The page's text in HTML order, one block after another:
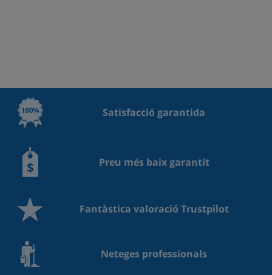
Satisfacció garantida
Preu més baix garantit
Fantàstica valoració Trustpilot
Neteges professionals